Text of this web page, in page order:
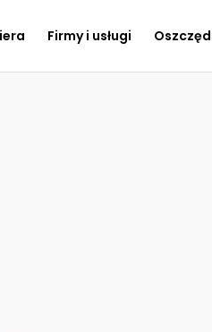
Firmy i usługi